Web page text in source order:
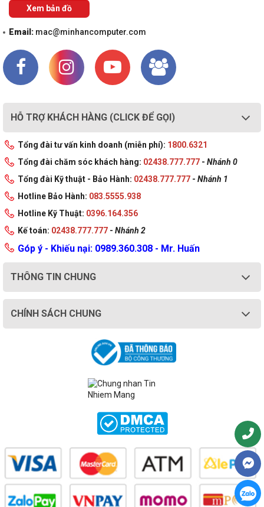
Xem bản đồ
Email: mac@minhancomputer.com
HỖ TRỢ KHÁCH HÀNG (CLICK ĐỂ GỌI)
Tổng đài tư vấn kinh doanh (miễn phí): 1800.6321
Tổng đài chăm sóc khách hàng: 02438.777.777 - Nhánh 0
Tổng đài Kỹ thuật - Bảo Hành: 02438.777.777 - Nhánh 1
Hotline Bảo Hành: 083.5555.938
Hotline Kỹ Thuật: 0396.164.356
Kế toán: 02438.777.777 - Nhánh 2
Góp ý - Khiếu nại: 0989.360.308 - Mr. Huấn
THÔNG TIN CHUNG
CHÍNH SÁCH CHUNG